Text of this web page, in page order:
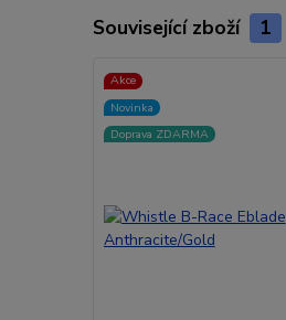
Související zboží 1
Akce
Novinka
Doprava ZDARMA